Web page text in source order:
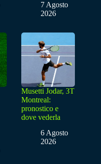
7 Agosto
2026
Musetti Jodar, 3T
Montreal:
pronostico e
dove vederla
6 Agosto
2026